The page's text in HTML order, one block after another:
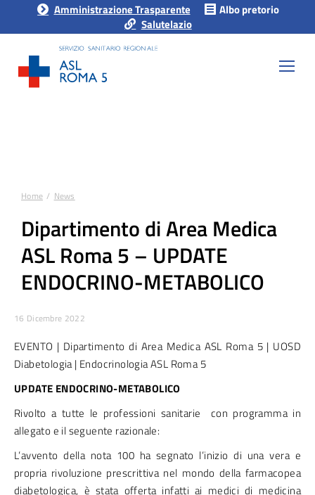
Amministrazione Trasparente
Albo pretorio
Salutelazio
Tu sei qui:
Home News
Dipartimento di Area Medica
ASL Roma 5 – UPDATE
ENDOCRINO-METABOLICO
16 Dicembre 2022
EVENTO | Dipartimento di Area Medica ASL Roma 5 | UOSD
Diabetologia | Endocrinologia ASL Roma 5
UPDATE ENDOCRINO-METABOLICO
Rivolto a tutte le professioni sanitarie con programma in
allegato e il seguente razionale:
L’avvento della nota 100 ha segnato l’inizio di una vera e
propria rivoluzione prescrittiva nel mondo della farmacopea
diabetologica, è stata offerta infatti ai medici di medicina